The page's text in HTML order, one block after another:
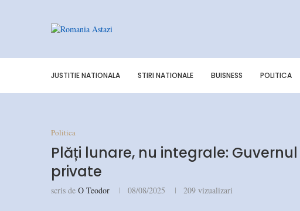
JUSTITIE NATIONALA STIRI NATIONALE BUISNESS POLITICA
Politica
Plăți lunare, nu integrale:
private
scris de O Teodor 08/08/2025 209 vizualizari